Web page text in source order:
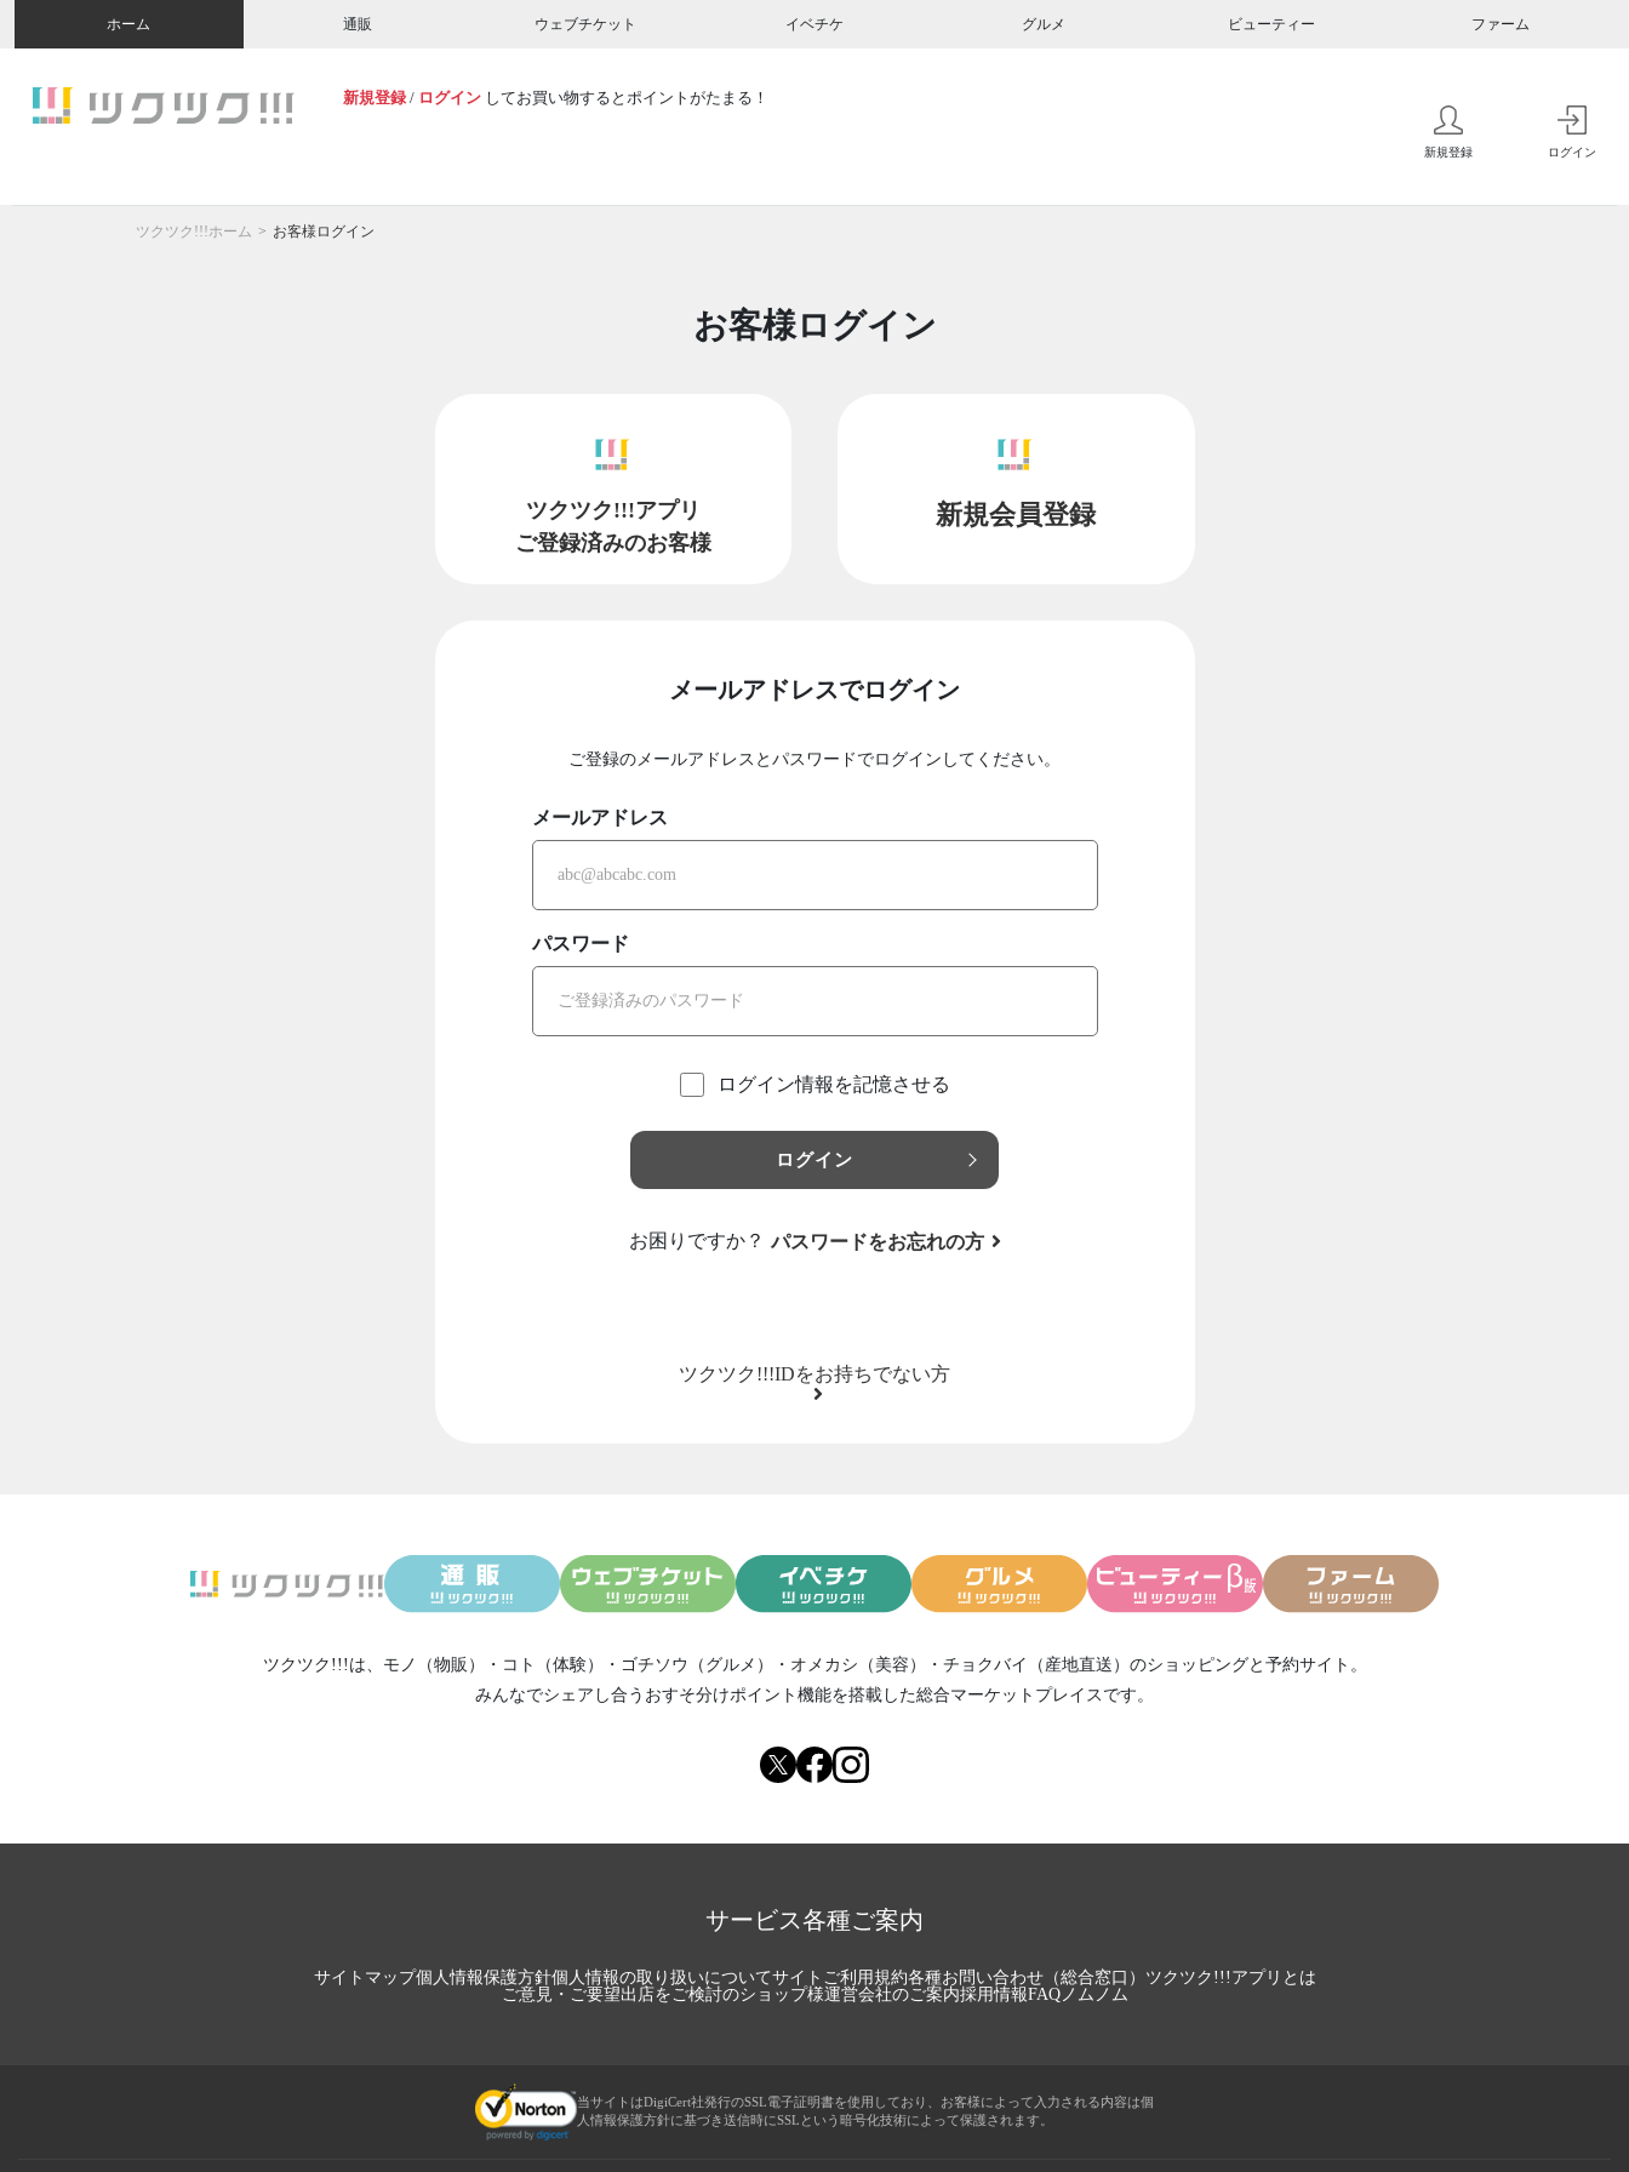
ホーム 通販 ウェブチケット イベチケ グルメ ビューティー ファーム
新規登録 / ログイン してお買い物するとポイントがたまる！
新規登録 ログイン
ツクツク!!!ホーム お客様ログイン
お客様ログイン
ツクツク!!!アプリ
ご登録済みのお客様
新規会員登録
メールアドレスでログイン
ご登録のメールアドレスとパスワードでログインしてください。
メールアドレス
パスワード
ログイン情報を記憶させる
ログイン
お困りですか？ パスワードをお忘れの方
ツクツク!!!IDをお持ちでない方
ツクツク!!!は、 モノ（物販） ・ コト（体験） ・ ゴチソウ（グルメ） ・ オメカシ（美容） ・ チョクバイ（産地直送） のショッピングと予約サイト。
みんなでシェアし合う おすそ分けポイント機能を搭載した総合マーケットプレイスです。
サービス各種ご案内
サイトマップ個人情報保護方針個人情報の取り扱いについてサイトご利用規約各種お問い合わせ（総合窓口） ツクツク!!!アプリとは
ご意見・ご要望出店をご検討のショップ様運営会社のご案内採用情報FAQノムノム
当サイトはDigiCert社発行のSSL電子証明書を使用しており、お客様によって入力される内容は個
人情報保護方針に基づき送信時にSSLという暗号化技術によって保護されます。